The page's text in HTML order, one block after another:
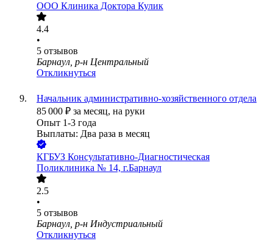
ООО Клиника Доктора Кулик
4.4
•
5 отзывов
Барнаул, р-н Центральный
Откликнуться
Начальник административно-хозяйственного отдела
85 000 ₽ за месяц, на руки
Опыт 1-3 года
Выплаты: Два раза в месяц
КГБУЗ Консультативно-Диагностическая
Поликлиника № 14, г.Барнаул
2.5
•
5 отзывов
Барнаул, р-н Индустриальный
Откликнуться